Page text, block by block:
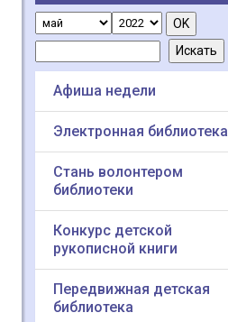
Афиша недели
Электронная библиотека
Стань волонтером
библиотеки
Конкурс детской
рукописной книги
Передвижная детская
библиотека